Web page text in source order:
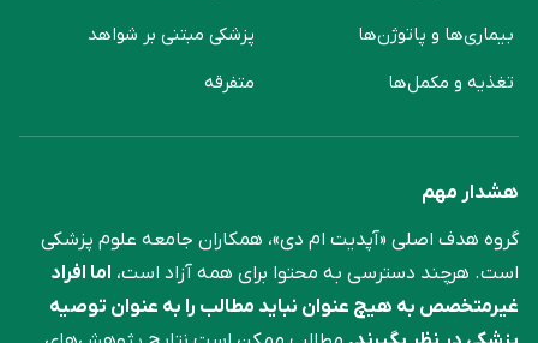
بیماری‌ها و پاتوژن‌ها
تغذیه و مکمل‌ها
پزشکی مبتنی بر شواهد
متفرقه
هشدار مهم
گروه هدف اصلی «آپدیت ام دی»، همکاران جامعه علوم ‌پزشکی
است. هرچند دسترسی به محتوا برای همه آزاد است، اما افراد
غیرمتخصص به هیچ عنوان نباید مطالب را به عنوان توصیه